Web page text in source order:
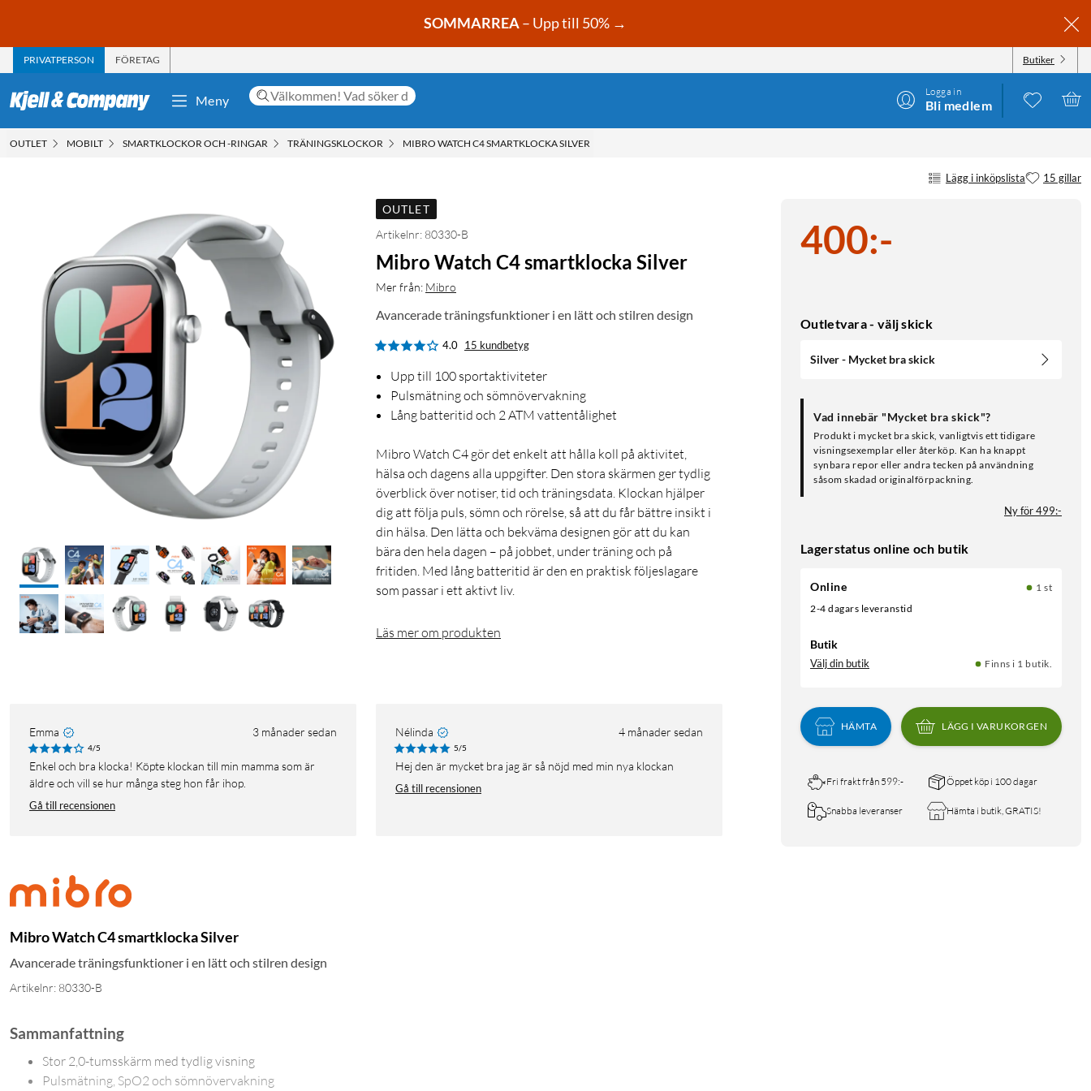
SOMMARREA– Upp till 50% →
PRIVATPERSON FÖRETAG Butiker
Meny
Logga in
Bli medlem
OUTLET MOBILT SMARTKLOCKOR OCH -RINGAR TRÄNINGSKLOCKOR MIBRO WATCH C4 SMARTKLOCKA SILVER
Lägg i inköpslista 15 gillar
400:-
Outletvara - välj skick
Silver - Mycket bra skick
Vad innebär "Mycket bra skick"?
Produkt i mycket bra skick, vanligtvis ett tidigare
visningsexemplar eller återköp. Kan ha knappt
synbara repor eller andra tecken på användning
såsom skadad originalförpackning.
Ny för 499:-
Lagerstatus online och butik
Online
1 st
2-4 dagars leveranstid
Butik
Välj din butik Finns i 1 butik.
HÄMTA LÄGG I VARUKORGEN
Fri frakt från 599:- Öppet köp i 100 dagar
Snabba leveranser Hämta i butik, GRATIS!
OUTLET
Artikelnr: 80330-B
Mibro Watch C4 smartklocka Silver
Mer från: Mibro
Avancerade träningsfunktioner i en lätt och stilren design
4.0 15 kundbetyg
Upp till 100 sportaktiviteter
Pulsmätning och sömnövervakning
Lång batteritid och 2 ATM vattentålighet
Mibro Watch C4 gör det enkelt att hålla koll på aktivitet,
hälsa och dagens alla uppgifter. Den stora skärmen ger tydlig
överblick över notiser, tid och träningsdata. Klockan hjälper
dig att följa puls, sömn och rörelse, så att du får bättre insikt i
din hälsa. Den lätta och bekväma designen gör att du kan
bära den hela dagen – på jobbet, under träning och på
fritiden. Med lång batteritid är den en praktisk följeslagare
som passar i ett aktivt liv.
Läs mer om produkten
Emma 3 månader sedan
4/5
Enkel och bra klocka! Köpte klockan till min mamma som är
äldre och vill se hur många steg hon får ihop.
Gå till recensionen
Nélinda 4 månader sedan
5/5
Hej den är mycket bra jag är så nöjd med min nya klockan
Gå till recensionen
Mibro Watch C4 smartklocka Silver
Avancerade träningsfunktioner i en lätt och stilren design
Artikelnr: 80330-B
Sammanfattning
Stor 2,0-tumsskärm med tydlig visning
Pulsmätning, SpO2 och sömnövervakning